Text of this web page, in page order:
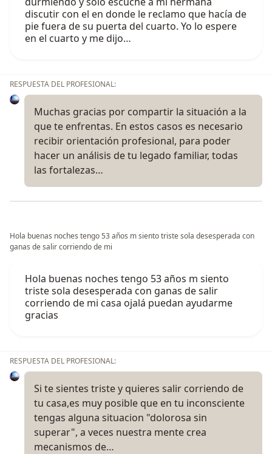
discutir con el en donde le reclamo que hacía de
pie fuera de su puerta del cuarto. Yo lo espere
en el cuarto y me dijo…
RESPUESTA DEL PROFESIONAL:
Muchas gracias por compartir la situación a la
que te enfrentas. En estos casos es necesario
recibir orientación profesional, para poder
hacer un análisis de tu legado familiar, todas
las fortalezas…
Hola buenas noches tengo 53 años m siento triste sola desesperada con
ganas de salir corriendo de mi
Hola buenas noches tengo 53 años m siento
triste sola desesperada con ganas de salir
corriendo de mi casa ojalá puedan ayudarme
gracias
RESPUESTA DEL PROFESIONAL:
Si te sientes triste y quieres salir corriendo de
tu casa,es muy posible que en tu inconsciente
tengas alguna situacion "dolorosa sin
superar", a veces nuestra mente crea
mecanismos de…